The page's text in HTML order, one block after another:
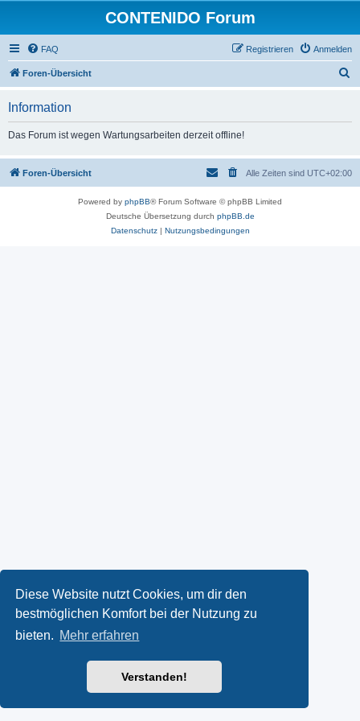
Diese Website nutzt Cookies, um dir den
bestmöglichen Komfort bei der Nutzung zu
bieten. Mehr erfahren
Verstanden!
CONTENIDO Forum
FAQ Anmelden
Registrieren
Foren-Übersicht
Information
Das Forum ist wegen Wartungsarbeiten derzeit offline!
Foren-Übersicht Alle Zeiten sind UTC+02:00
Powered by phpBB® Forum Software © phpBB Limited
Deutsche Übersetzung durch phpBB.de
Datenschutz| Nutzungsbedingungen